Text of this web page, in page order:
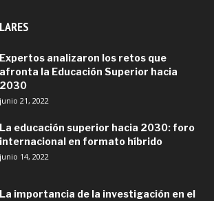
Expertos analizaron los retos que
afronta la Educación Superior hacia
2030
junio 21, 2022
La educación superior hacia 2030: foro
internacional en formato híbrido
junio 14, 2022
La importancia de la investigación en el